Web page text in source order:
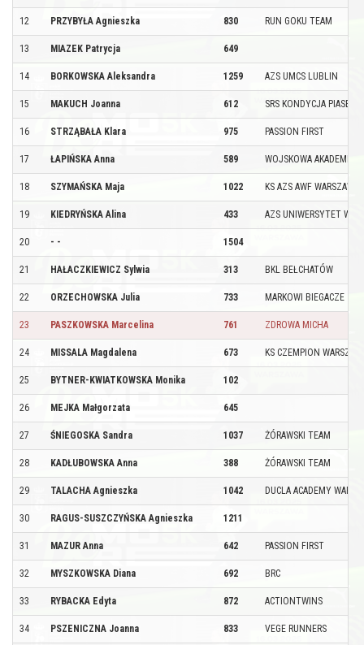
12 PRZYBYŁA Agnieszka 830 RUN GOKU TEAM
13 MIAZEK Patrycja 649
14 BORKOWSKA Aleksandra 1259 AZS UMCS LUBLIN
15 MAKUCH Joanna 612 SRS KONDYCJA
16 STRZĄBAŁA Klara 975 PASSION FIRST
17 ŁAPIŃSKA Anna 589 WOJSKOWA AKADEMIA
18 SZYMAŃSKA Maja 1022 KS AZS AWF WARSZAWA
19 KIEDRYŃSKA Alina 433 AZS UNIWERSYTET
20 - - 1504
21 HAŁACZKIEWICZ Sylwia 313 BKL BEŁCHATÓW
22 ORZECHOWSKA Julia 733 MARKOWI BIEGACZE
23 PASZKOWSKA Marcelina 761 ZDROWA MICHA
24 MISSALA Magdalena 673 KS CZEMPION
25 BYTNER-KWIATKOWSKA Monika 102
26 MEJKA Małgorzata 645
27 ŚNIEGOSKA Sandra 1037 ŻÓRAWSKI TEAM
28 KADŁUBOWSKA Anna 388 ŻÓRAWSKI TEAM
29 TALACHA Agnieszka 1042 DUCLA ACADEMY
30 RAGUS-SUSZCZYŃSKA Agnieszka 1211
31 MAZUR Anna 642 PASSION FIRST
32 MYSZKOWSKA Diana 692 BRC
33 RYBACKA Edyta 872 ACTIONTWINS
34 PSZENICZNA Joanna 833 VEGE RUNNERS